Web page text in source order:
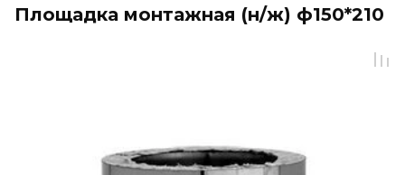
Площадка монтажная (н/ж) ф150*210